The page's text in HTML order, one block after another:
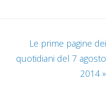
Le prime pagine dei
quotidiani del 7 agosto
2014»